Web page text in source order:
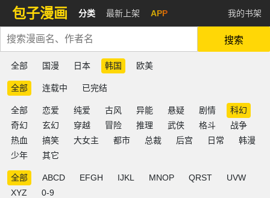
包子漫画 分类 最新上架 APP 我的书架
搜索
全部 国漫 日本 韩国 欧美
全部 连载中 已完结
全部 恋爱 纯爱 古风 异能 悬疑 剧情
科幻
奇幻
玄幻 穿越 冒险 推理 武侠 格斗
战争
热血
搞笑 大女主 都市 总裁 后宫 日常
韩漫
少年
其它
全部 ABCD EFGH IJKL MNOP QRST
UVW
XYZ
0-9